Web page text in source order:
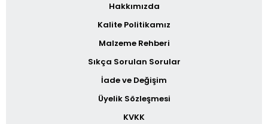
Hakkımızda
Kalite Politikamız
Malzeme Rehberi
Sıkça Sorulan Sorular
İade ve Değişim
Üyelik Sözleşmesi
KVKK